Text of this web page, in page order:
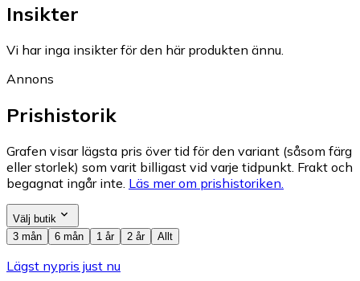
Insikter
Vi har inga insikter för den här produkten ännu.
Annons
Prishistorik
Grafen visar lägsta pris över tid för den variant (såsom färg
eller storlek) som varit billigast vid varje tidpunkt. Frakt och
begagnat ingår inte. Läs mer om prishistoriken.
Välj butik
3 mån
6 mån 1 år 2 år Allt
Lägst nypris just nu